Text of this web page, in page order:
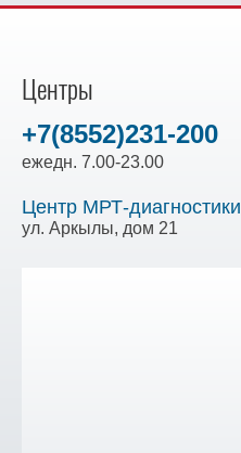
Центры
+7(8552)231-200
ежедн. 7.00-23.00
Центр МРТ-диагностики
ул. Аркылы, дом 21